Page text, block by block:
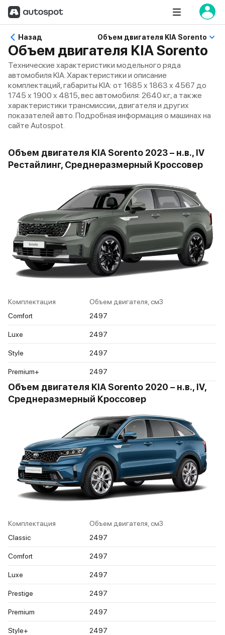
Назад Объем двигателя KIA Sorento
Объем двигателя KIA Sorento
Технические характеристики модельного ряда
автомобиля KIA. Характеристики и описание
комплектаций, габариты KIA: от 1685 x 1863 x 4567 до
1745 x 1900 x 4815, вес автомобиля: 2640 кг, а также
характеристики трансмиссии, двигателя и других
показателей авто. Подробная информация о машинах на
сайте Autospot.
Объем двигателя KIA Sorento 2023 – н.в., IV
Рестайлинг, Среднеразмерный Кроссовер
Комплектация
Объем двигателя, см3
Comfort
2497
Luxe 2497
Style 2497
Premium+ 2497
Объем двигателя KIA Sorento 2020 – н.в., IV,
Среднеразмерный Кроссовер
Комплектация
Объем двигателя, см3
Classic
2497
Comfort 2497
Luxe 2497
Prestige 2497
Premium 2497
Style+ 2497